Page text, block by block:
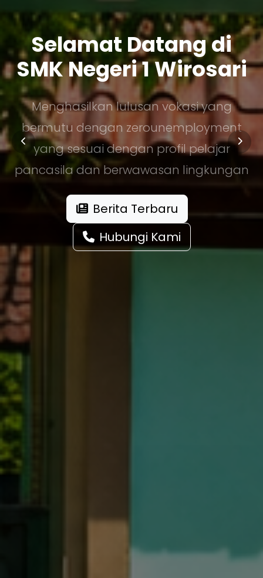
Selamat Datang di
SMK Negeri 1 Wirosari
Menghasilkan lulusan vokasi yang
bermutu dengan zerounemployment
yang sesuai dengan profil pelajar
pancasila dan berwawasan lingkungan
Berita Terbaru
Hubungi Kami